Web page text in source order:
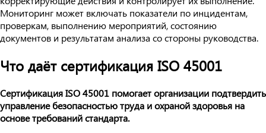
Мониторинг может включать показатели по инцидентам,
проверкам, выполнению мероприятий, состоянию
документов и результатам анализа со стороны руководства.
Что даёт сертификация ISO 45001
Сертификация ISO 45001 помогает организации подтвердить
управление безопасностью труда и охраной здоровья на
основе требований стандарта.